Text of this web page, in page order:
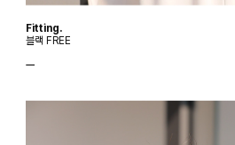
Fitting.
블랙 FREE
ㅡ